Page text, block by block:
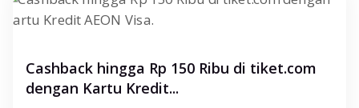
Cashback hingga Rp 150 Ribu di tiket.com
dengan Kartu Kredit...